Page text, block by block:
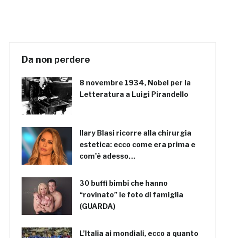
Da non perdere
8 novembre 1934, Nobel per la
Letteratura a Luigi Pirandello
Ilary Blasi ricorre alla chirurgia
estetica: ecco come era prima e
com’è adesso…
30 buffi bimbi che hanno
“rovinato” le foto di famiglia
(GUARDA)
L’Italia ai mondiali, ecco a quanto